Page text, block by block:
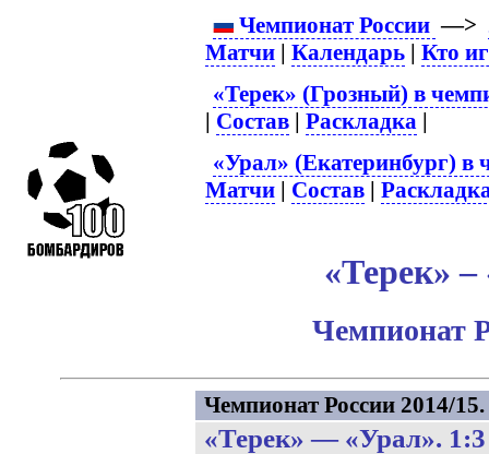
Чемпионат России —>
Матчи |Календарь |Кто
«Терек» (Грозный) в
| Состав |Раскладка |
«Урал» (Екатеринбург) в
Матчи | Состав |
«Терек»
Чемпионат
Чемпионат России 2014/
«Терек» — «Урал».